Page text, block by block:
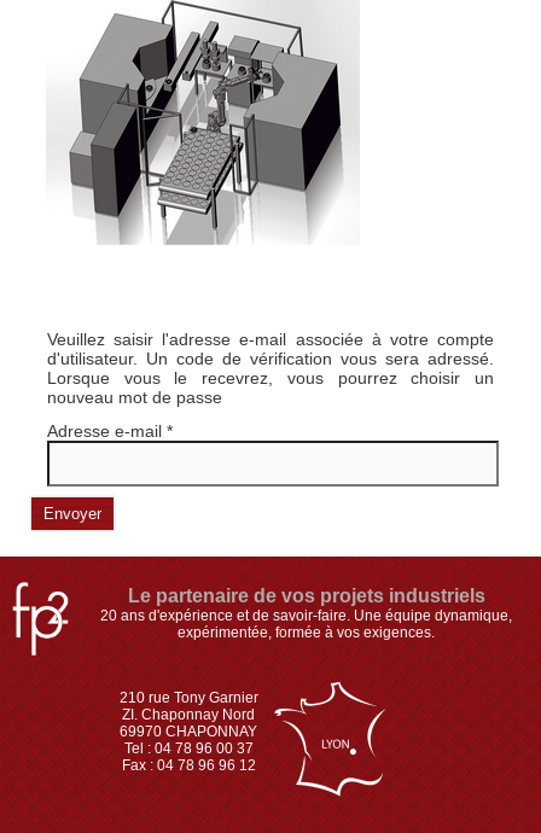
Veuillez saisir l'adresse e-mail associée à votre compte
d'utilisateur. Un code de vérification vous sera adressé.
Lorsque vous le recevrez, vous pourrez choisir un
nouveau mot de passe
Adresse e-mail*
Envoyer
Le partenaire de vos projets industriels
20 ans d'expérience et de savoir-faire. Une équipe dynamique,
expérimentée, formée à vos exigences.
210 rue Tony Garnier
ZI. Chaponnay Nord
69970 CHAPONNAY
Tel : 04 78 96 00 37
Fax : 04 78 96 96 12